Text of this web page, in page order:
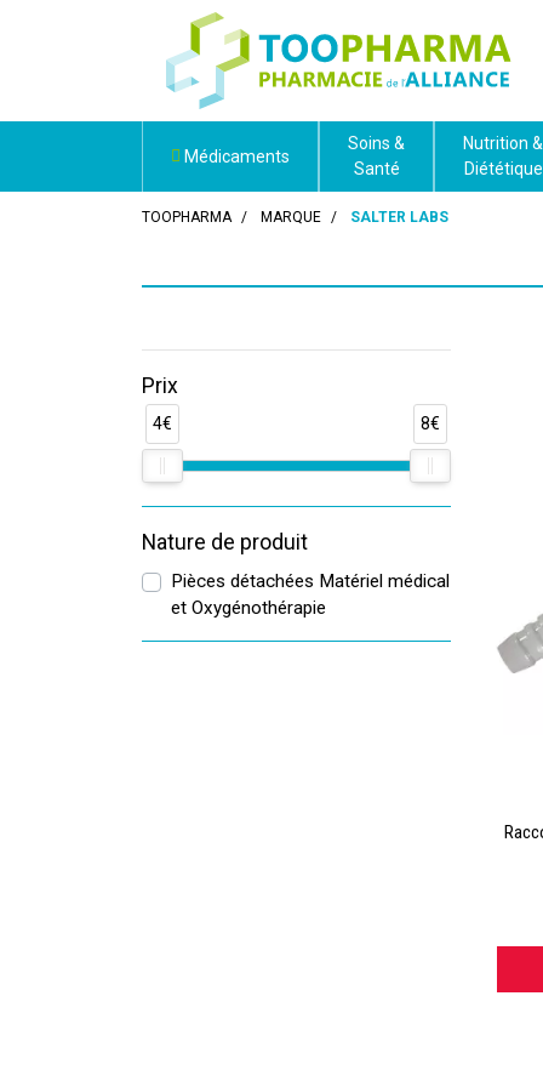
Médicaments
Soins &
Santé
Nutrition &
Diététique
TOOPHARMA MARQUE SALTER LABS
Prix
4€ 8€
Nature de produit
Pièces détachées Matériel médical
et Oxygénothérapie